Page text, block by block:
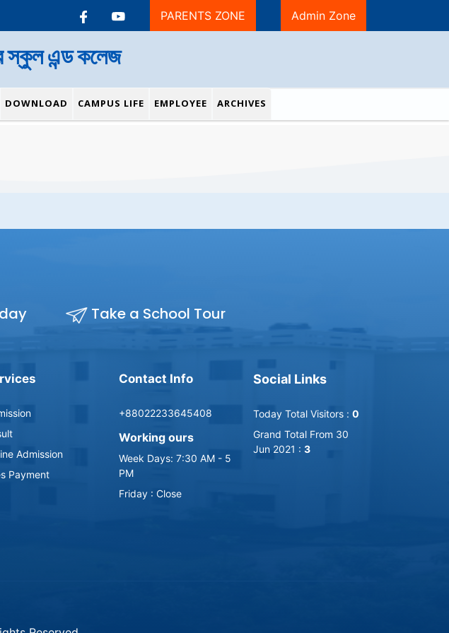
PARENTS ZONE Admin Zone
এন্ড কলেজ
DOWNLOAD CAMPUS LIFE EMPLOYEE ARCHIVES
Take a School Tour
Admission
Payment
Contact Info
+88022233645408
Working ours
Week Days: 7:30 AM - 5
PM
Friday : Close
Social Links
Today Total Visitors : 0
Grand Total From 30
Jun 2021 : 3